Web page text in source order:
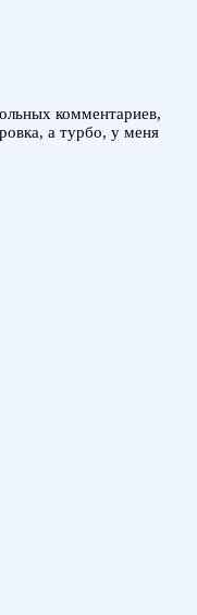
комментариев,
а турбо, у меня